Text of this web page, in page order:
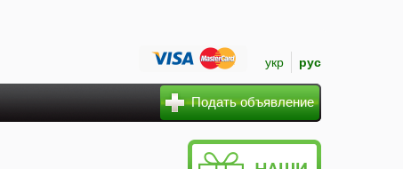
укр рус
Подать объявление